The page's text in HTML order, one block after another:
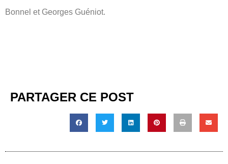
Bonnel et Georges Guéniot.
PARTAGER CE POST